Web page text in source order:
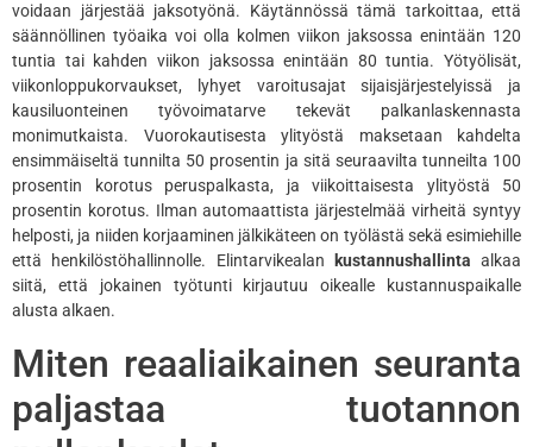
voidaan järjestää jaksotyönä. Käytännössä tämä tarkoittaa, että
säännöllinen työaika voi olla kolmen viikon jaksossa enintään 120
tuntia tai kahden viikon jaksossa enintään 80 tuntia. Yötyölisät,
viikonloppukorvaukset, lyhyet varoitusajat sijaisjärjestelyissä ja
kausiluonteinen työvoimatarve tekevät palkanlaskennasta
monimutkaista. Vuorokautisesta ylityöstä maksetaan kahdelta
ensimmäiseltä tunnilta 50 prosentin ja sitä seuraavilta tunneilta 100
prosentin korotus peruspalkasta, ja viikoittaisesta ylityöstä 50
prosentin korotus. Ilman automaattista järjestelmää virheitä syntyy
helposti, ja niiden korjaaminen jälkikäteen on työlästä sekä esimiehille
että henkilöstöhallinnolle. Elintarvikealan
kustannushallinta alkaa
siitä, että jokainen työtunti kirjautuu oikealle kustannuspaikalle
alusta alkaen.
Miten reaaliaikainen seuranta
paljastaa tuotannon